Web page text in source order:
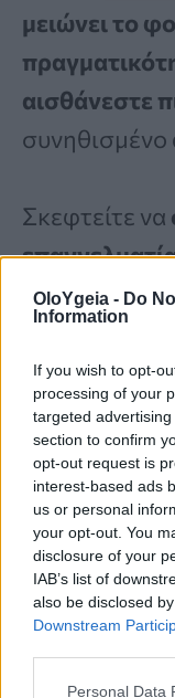
OloYgeia - Do
Information
If you wish to opt-
processing of your
targeted
section to confirm
opt-out request is
interest-based ads
us or personal
your opt-out. You
disclosure of your
IAB’s list of
also be disclosed
Downstream
Personal Data
μειώνει το
αισθάνεστε
συνηθισμένο
Σκεφτείτε να
στελέχη
είναι να
σωστό για
4. Το
λειτουργεί
Τόσο η
εδάφους , η
οι μύες που